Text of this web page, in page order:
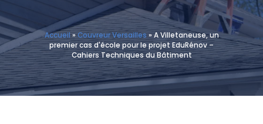
Accueil» Couvreur Versailles » A Villetaneuse, un
premier cas d'école pour le projet EduRénov –
Cahiers Techniques du Bâtiment